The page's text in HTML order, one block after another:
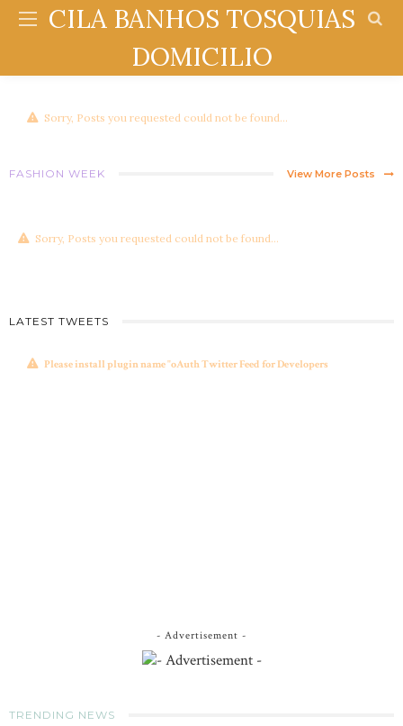
CILA BANHOS TOSQUIAS
DOMICILIO
Sorry, Posts you requested could not be found...
FASHION WEEK View More Posts
Sorry, Posts you requested could not be found...
LATEST TWEETS
Please install plugin name "oAuth Twitter Feed for Developers
- Advertisement -
TRENDING NEWS